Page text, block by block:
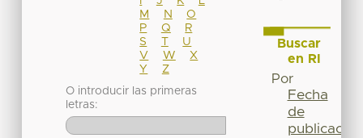
M
N
O
P
Q
R
S
T
U
V
W
X
Y
Z
O introducir las primeras
letras:
Buscar
en RI
Por
Fecha
de
publicación